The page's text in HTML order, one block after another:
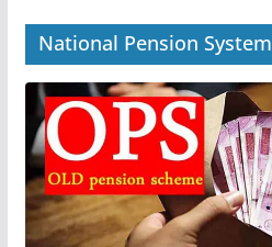
National Pension System